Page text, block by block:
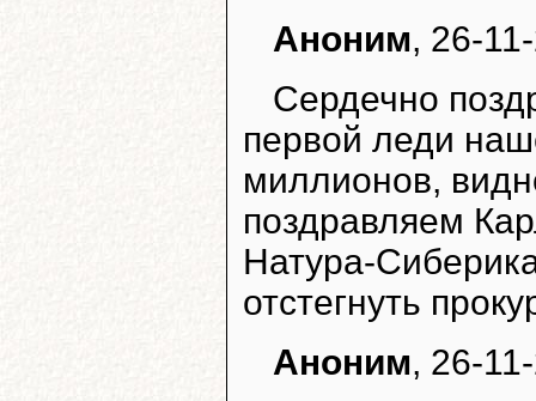
Аноним, 26-
Сердечно
первой леди
миллионов,
поздравляем
Натура-
отстегнуть
Аноним, 26-